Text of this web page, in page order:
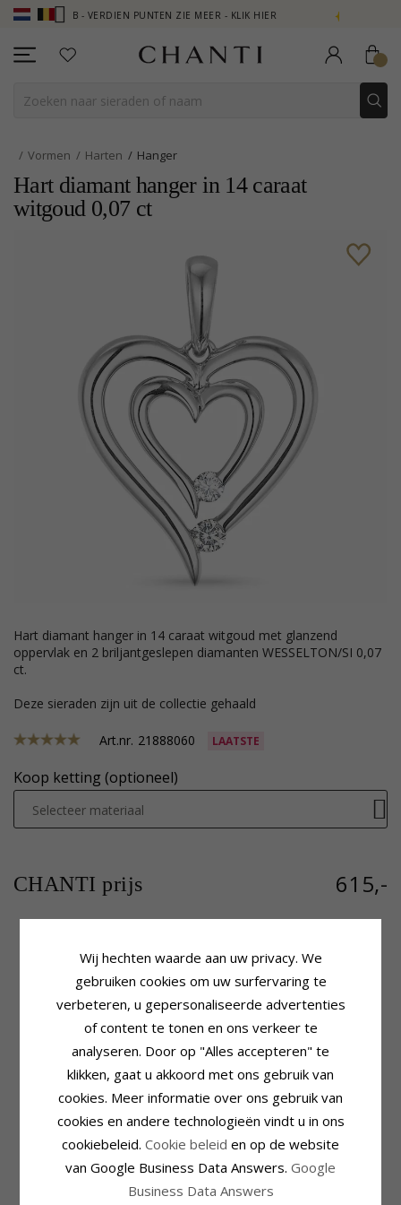
- VERDIEN PUNTEN ZIE MEER - KLIK HIER NEW COLLECTION |
Vormen Harten Hanger
Hart diamant hanger in 14 caraat
witgoud 0,07 ct
hart diamant hanger in 14 caraat witgoud met glanzend
oppervlak en 2 briljantgeslepen diamanten WESSELTON/SI 0,07
ct.
Deze sieraden zijn uit de collectie gehaald
Art.nr. 21888060 LAATSTE
Koop ketting (optioneel)
Selecteer materiaal
CHANTI prijs 615,-
Productinformatie
Hart
Steen:Diamant
Hanger
14
Oppervlak:Glanzend
Steen
Aantal:2
Slijpsel:Briljantgeslepen
Diamant
Diamant Helderheid:
Caraat: 0,07
Zetting
Lengte Incl. Bijl: 21,4 mm
15,5 mm
Levertijd
Levertijd:4-5 Weekdagen
Past Bij Gouden Ketting Met
Breedte
Slang Max.:
Wij hechten waarde aan uw privacy. We
gebruiken cookies om uw surfervaring te
verbeteren, u gepersonaliseerde advertenties
of content te tonen en ons verkeer te
analyseren. Door op "Alles accepteren" te
klikken, gaat u akkoord met ons gebruik van
cookies. Meer informatie over ons gebruik van
cookies en andere technologieën vindt u in ons
cookiebeleid. Cookie beleid en op de website
van Google Business Data Answers. Google
Business Data Answers